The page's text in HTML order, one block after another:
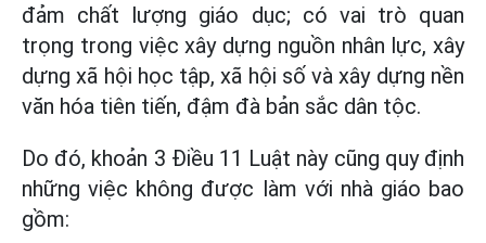
đảm chất lượng giáo dục; có vai trò quan
trọng trong việc xây dựng nguồn nhân lực, xây
dựng xã hội học tập, xã hội số và xây dựng nền
văn hóa tiên tiến, đậm đà bản sắc dân tộc.
Do đó, khoản 3 Điều 11 Luật này cũng quy định
những việc không được làm với nhà giáo bao
gồm: